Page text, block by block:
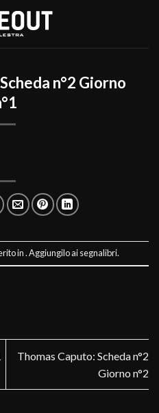
n°2 Giorno
in . Aggiungilo aisegnalibri.
Thomas Caputo: Scheda n°2
Giorno n°2